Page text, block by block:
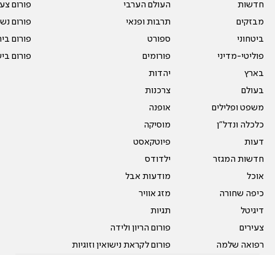
חדשות
מבזקים
ביטחוני
פוליטי-מדיני
בארץ
בעולם
משפט ופלילים
כלכלה ונדל"ן
דעות
חדשות המגזר
אוכל
כיפה שחורה
דיגיטל
צעירים
רפואה שלמה
העולם הערבי
תרבות ופנאי
ספורט
פורומים
יהדות
צרכנות
אופנה
מוסיקה
פיוטקאסט
ילדודס
מודעות אבל
מזג אוויר
תגיות
פורום הריון ולידה
פורום לקראת נישואין וזוגיות
פורום
פורום
פורום
פורום